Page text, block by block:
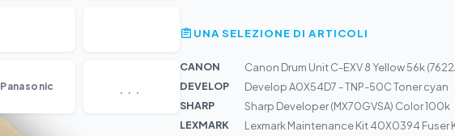
Panasonic
UNA SELEZIONE DI ARTICOLI
CANON
Canon Drum Unit C-EXV 8 Yellow 56k
DEVELOP
Develop A0X54D7 - TNP-50C Toner cyan
SHARP
Sharp Developer (MX70GVSA) Color 100k
LEXMARK
Lexmark Maintenance Kit 40X0394 Fuser